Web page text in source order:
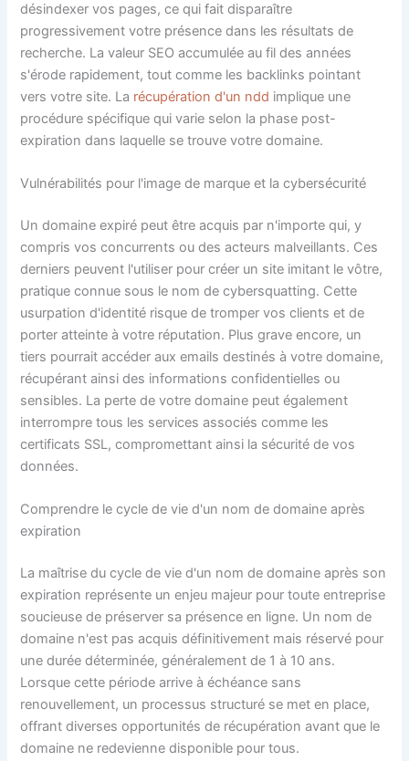
désindexer vos pages, ce qui fait disparaître
progressivement votre présence dans les résultats de
recherche. La valeur SEO accumulée au fil des années
s'érode rapidement, tout comme les backlinks pointant
vers votre site. La récupération d'un ndd implique une
procédure spécifique qui varie selon la phase post-
expiration dans laquelle se trouve votre domaine.
Vulnérabilités pour l'image de marque et la cybersécurité
Un domaine expiré peut être acquis par n'importe qui, y
compris vos concurrents ou des acteurs malveillants. Ces
derniers peuvent l'utiliser pour créer un site imitant le vôtre,
pratique connue sous le nom de cybersquatting. Cette
usurpation d'identité risque de tromper vos clients et de
porter atteinte à votre réputation. Plus grave encore, un
tiers pourrait accéder aux emails destinés à votre domaine,
récupérant ainsi des informations confidentielles ou
sensibles. La perte de votre domaine peut également
interrompre tous les services associés comme les
certificats SSL, compromettant ainsi la sécurité de vos
données.
Comprendre le cycle de vie d'un nom de domaine après
expiration
La maîtrise du cycle de vie d'un nom de domaine après son
expiration représente un enjeu majeur pour toute entreprise
soucieuse de préserver sa présence en ligne. Un nom de
domaine n'est pas acquis définitivement mais réservé pour
une durée déterminée, généralement de 1 à 10 ans.
Lorsque cette période arrive à échéance sans
renouvellement, un processus structuré se met en place,
offrant diverses opportunités de récupération avant que le
domaine ne redevienne disponible pour tous.